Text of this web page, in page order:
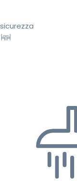
sicurezza